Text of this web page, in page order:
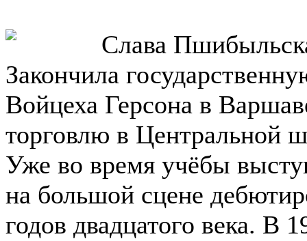
Слава
Закончила
Войцеха Герсона в
торговлю в Центральной
Уже во время учёбы
на большой сцене
годов двадцатого века. В